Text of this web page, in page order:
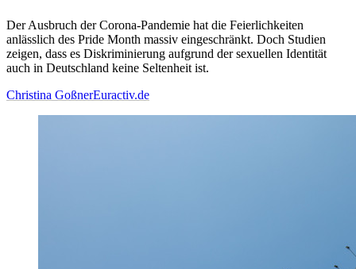
Der Ausbruch der Corona-Pandemie hat die Feierlichkeiten
anlässlich des Pride Month massiv eingeschränkt. Doch Studien
zeigen, dass es Diskriminierung aufgrund der sexuellen Identität
auch in Deutschland keine Seltenheit ist.
Christina GoßnerEuractiv.de